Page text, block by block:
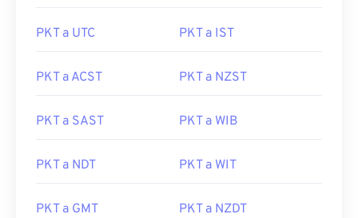
PKT a UTC PKT a IST
PKT a ACST PKT a NZST
PKT a SAST PKT a WIB
PKT a NDT PKT a WIT
PKT a GMT PKT a NZDT